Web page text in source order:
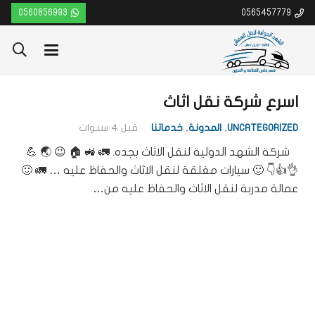
0565457779
0560856993
اسرع شركة نقل اثاث
UNCATEGORIZED
, المدونة, خدماتنا قبل 4 سنوات
شركة الشهد الدولية لنقل الاثاث بجده. 🚛 🚜 🏠 😉 🌏 💪
👌👍👇 🙂 سيارات مغلقة لنقل الاثاث والحفاظ عليه … 🚛 🙂
عمالة مدربة لنقل الاثاث والحفاظ عليه من…